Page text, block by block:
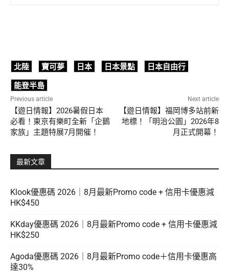
北陸 寶可夢 日本 日本景點
日本自由行
能登半島
Previous article
【遊日情報】2026暑假日本
必看！東京有樂町全新「企鵝
家族」主題特展7月開催！
Next article
【遊日情報】福岡博多站前新
地標！「明治公園」2026年8
月正式開幕！
最新文章
Klook優惠碼 2026｜8月最新Promo code + 信用卡優惠減
HK$450
KKday優惠碼 2026｜8月最新Promo code + 信用卡優惠減
HK$250
Agoda優惠碼 2026｜8月最新Promo code＋信用卡優惠高
達30%